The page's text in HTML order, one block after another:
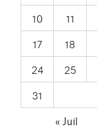
10
11
17
18
24
25
31
« Juil